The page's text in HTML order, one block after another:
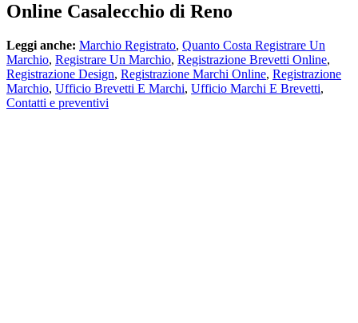
Online Casalecchio di Reno
Leggi anche: Marchio Registrato, Quanto Costa Registrare Un
Marchio, Registrare Un Marchio, Registrazione Brevetti Online,
Registrazione Design, Registrazione Marchi Online, Registrazione
Marchio, Ufficio Brevetti E Marchi, Ufficio Marchi E Brevetti,
Contatti e preventivi